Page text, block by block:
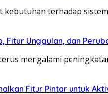
terhadap
Fitur Unggulan, dan
mengalami
Fitur Pintar untuk